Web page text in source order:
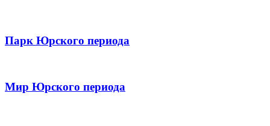
Парк Юрского периода
Мир Юрского периода